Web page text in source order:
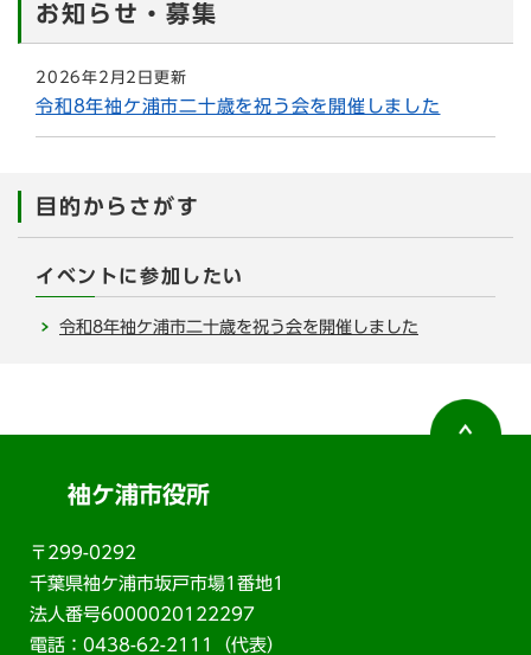
お知らせ・募集
2026年2月2日更新
令和8年袖ケ浦市二十歳を祝う会を開催しました
目的からさがす
イベントに参加したい
令和8年袖ケ浦市二十歳を祝う会を開催しました
袖ケ浦市役所
〒299-0292
千葉県袖ケ浦市坂戸市場1番地1
法人番号6000020122297
電話：0438-62-2111（代表）